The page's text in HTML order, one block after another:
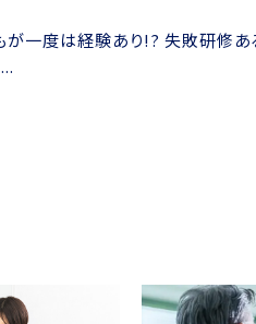
が一度は経験あり!? 失敗研修あ